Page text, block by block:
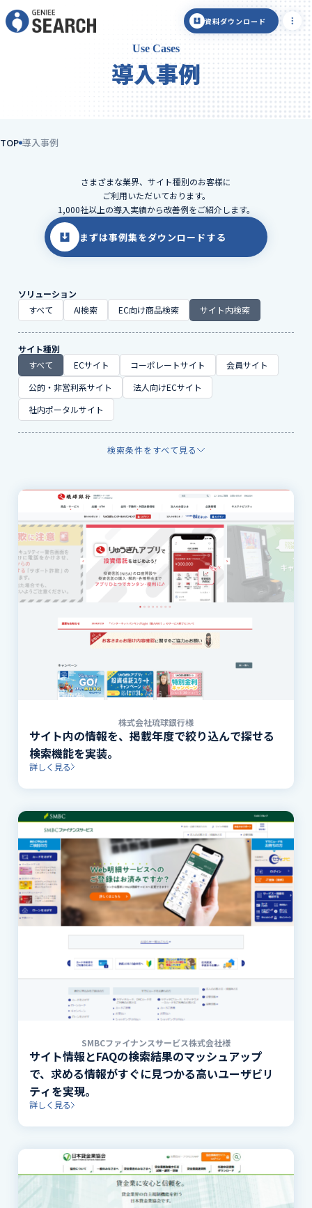
資料ダウンロード
Use Cases
導入事例
TOP 導入事例
さまざまな業界、サイト種別のお客様に
ご利用いただいております。
1,000社以上の導入実績から改善例をご紹介します。
まずは事例集をダウンロードする
ソリューション
すべて
AI検索 EC向け商品検索 サイト内検索
サイト種別
すべて
ECサイト コーポレートサイト
会員サイト
公的・非営利系サイト
法人向けECサイト
社内ポータルサイト
検索条件をすべて見る
株式会社琉球銀行様
サイト内の情報を、掲載年度で絞り込んで探せる
検索機能を実装。
詳しく見る
SMBCファイナンスサービス株式会社様
サイト情報とFAQの検索結果のマッシュアップ
で、求める情報がすぐに見つかる高いユーザビリ
ティを実現。
詳しく見る